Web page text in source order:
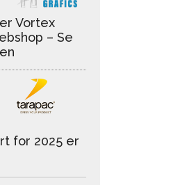
Vortex
– Se
for 2025 er